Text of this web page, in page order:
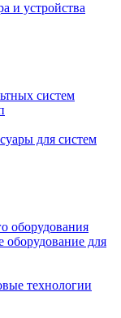
и устройства
систем
для систем
оборудования
оборудование для
технологии